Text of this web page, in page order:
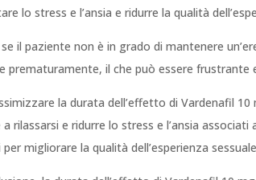
lo stress e l’ansia e ridurre la qualità
il paziente non è in grado di mantenere
prematuramente, il che può essere frustrante
la durata dell’effetto di Vardenafil
a rilassarsi e ridurre lo stress e l’ansia
per migliorare la qualità dell’esperienza